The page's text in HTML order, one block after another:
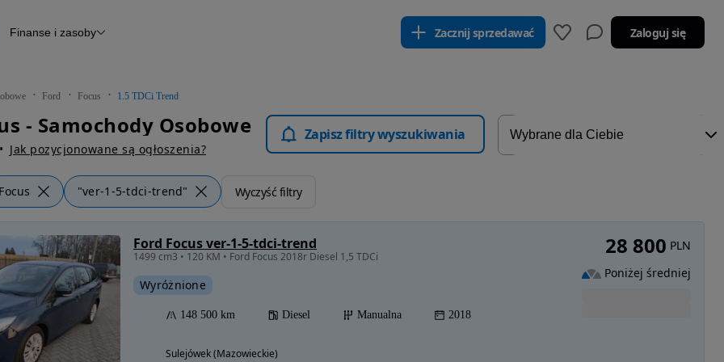
Raport z inspekcji
Otomoto News
Finanse i zasoby Zacznij sprzedawać Zaloguj się
Ford Focus 1.5 TDCi Trend
- Samochody Osobowe
Jak pozycjonowane są ogłoszenia?
Zapisz filtry wyszukiwania
Focus "ver-1-5-tdci-trend" Wyczyść filtry
Ford Focus ver-1-5-tdci-trend
1499 cm3 • 120 KM • Ford Focus 2018r Diesel 1,5 TDCi
Wyróżnione
148 500 km Diesel Manualna 2018
Sulejówek (Mazowieckie)
28 800 PLN
Poniżej średniej